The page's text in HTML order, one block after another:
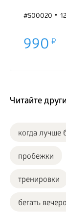
#500020
990
Читайте
когда лучше
пробежки
тренировки
бегать